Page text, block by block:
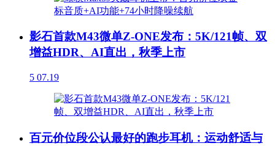
影石首款M43微单Z-ONE发布：5K/121帧、双
增益HDR、AI直出，秋季上市
5 07.19
百元价位段公认最好的跑步耳机：运动舒适与